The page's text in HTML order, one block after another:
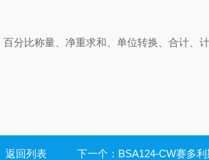
比称量、净重求和、单位转换、合计、
返回列表 下一个： BSA124-CW赛多